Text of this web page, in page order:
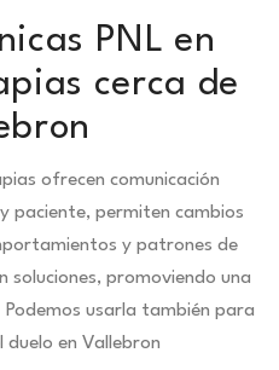
PNL en
cerca de
ofrecen comunicación
paciente, permiten cambios
y patrones de
soluciones, promoviendo una
usarla también para
duelo en Vallebron